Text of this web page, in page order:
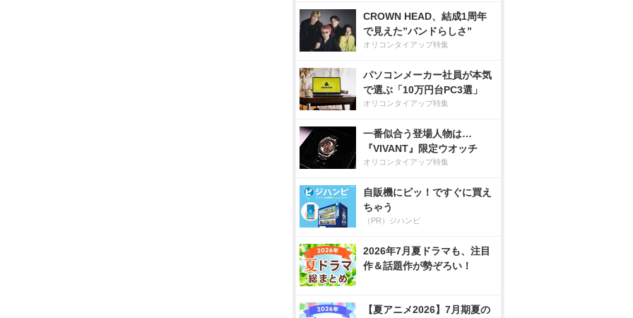
CROWN HEAD、結成1周年
で見えた”バンドらしさ”
オリコンタイアップ特集
パソコンメーカー社員が本気
で選ぶ「10万円台PC3選」
オリコンタイアップ特集
一番似合う登場人物は…
『VIVANT』限定ウオッチ
オリコンタイアップ特集
自販機にピッ！ですぐに買え
ちゃう
（PR）ジハンピ
2026年7月夏ドラマも、注目
作＆話題作が勢ぞろい！
【夏アニメ2026】7月期夏の